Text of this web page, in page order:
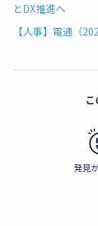
とDX推進へ
【人事】電通（
発見